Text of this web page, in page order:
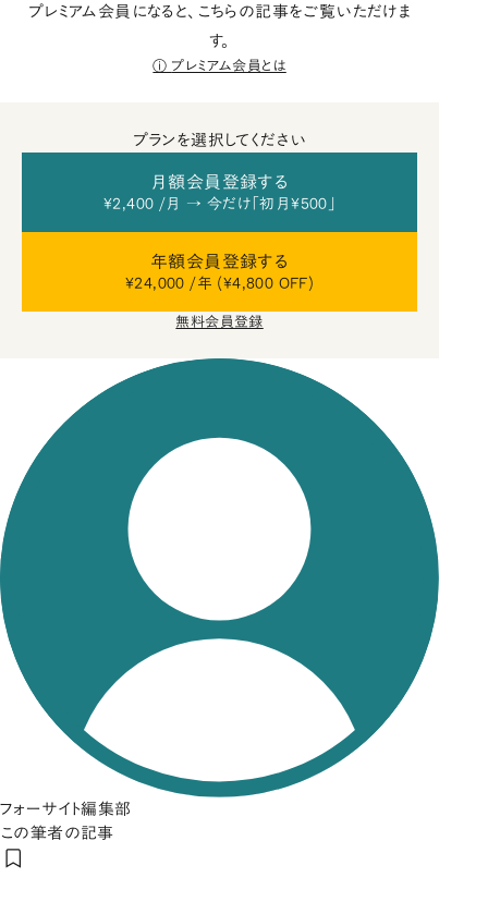
プレミアム会員になると、こちらの記事をご覧いただけま
す。
プレミアム会員とは
プランを選択してください
月額会員登録する
¥2,400 /月 → 今だけ「初月¥500」
年額会員登録する
¥24,000 /年 (¥4,800 OFF)
無料会員登録
フォーサイト編集部
この筆者の記事